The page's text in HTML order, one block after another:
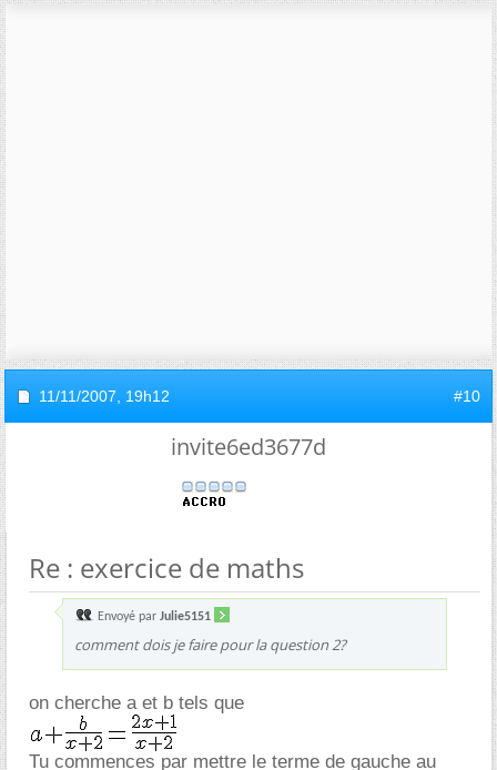
11/11/2007, 19h12 #10
invite6ed3677d
Re : exercice de maths
Envoyé par Julie5151
comment dois je faire pour la question 2?
on cherche a et b tels que
Tu commences par mettre le terme de gauche au